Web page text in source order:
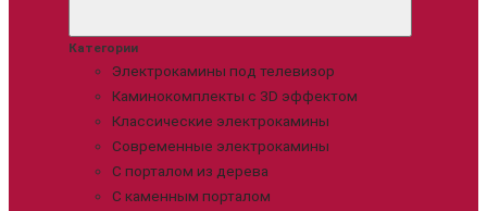
Категории
Электрокамины под телевизор
Каминокомплекты с 3D эффектом
Классические электрокамины
Современные электрокамины
С порталом из дерева
С каменным порталом